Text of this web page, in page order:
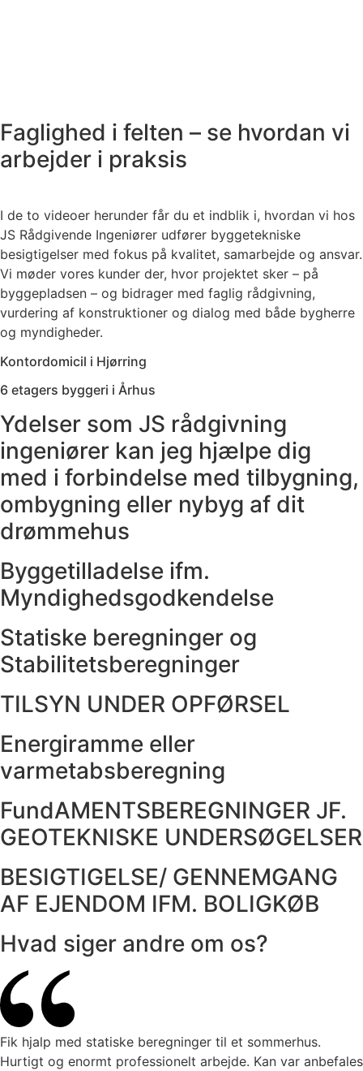
Faglighed i felten – se hvordan vi
arbejder i praksis
I de to videoer herunder får du et indblik i, hvordan vi hos
JS Rådgivende Ingeniører udfører byggetekniske
besigtigelser med fokus på kvalitet, samarbejde og ansvar.
Vi møder vores kunder der, hvor projektet sker – på
byggepladsen – og bidrager med faglig rådgivning,
vurdering af konstruktioner og dialog med både bygherre
og myndigheder.
Kontordomicil i Hjørring
6 etagers byggeri i Århus
Ydelser som JS rådgivning
ingeniører kan jeg hjælpe dig
med i forbindelse med tilbygning,
ombygning eller nybyg af dit
drømmehus
Byggetilladelse ifm.
Myndighedsgodkendelse
Statiske beregninger og
Stabilitetsberegninger
TILSYN UNDER OPFØRSEL
Energiramme eller
varmetabsberegning
FundAMENTSBEREGNINGER JF.
GEOTEKNISKE UNDERSØGELSER
BESIGTIGELSE/ GENNEMGANG
AF EJENDOM IFM. BOLIGKØB
Hvad siger andre om os?
Fik hjalp med statiske beregninger til et sommerhus.
Hurtigt og enormt professionelt arbejde. Kan var anbefales